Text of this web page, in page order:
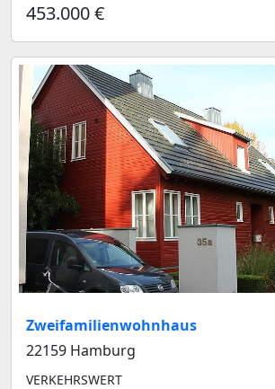
453.000 €
Zweifamilienwohnhaus
22159 Hamburg
VERKEHRSWERT